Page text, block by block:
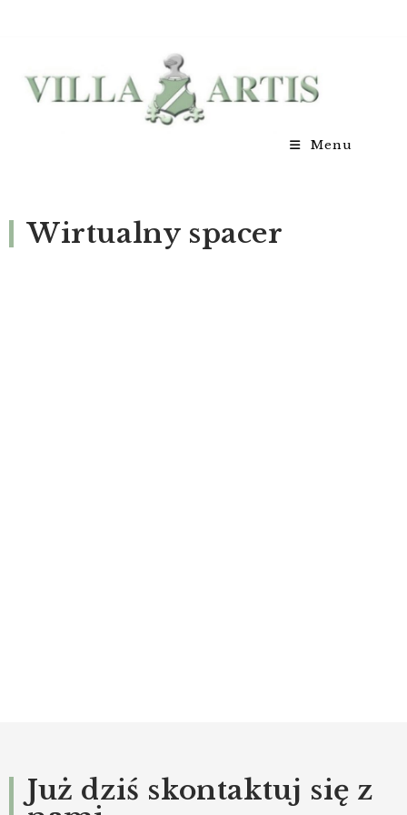
Menu
Wirtualny spacer
Już dziś skontaktuj się z